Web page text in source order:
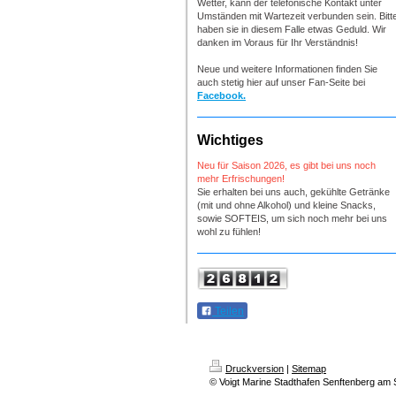
Wetter, kann der telefonische Kontakt unter
Umständen mit Wartezeit verbunden sein.
haben sie in diesem Falle etwas Geduld. Wir
danken im Voraus für Ihr Verständnis!
Neue und weitere Informationen finden Sie
auch stetig hier auf unser Fan-Seite bei
Facebook.
Wichtiges
Neu für Saison 2026, es gibt bei uns noch
mehr Erfrischungen!
Sie erhalten bei uns auch, gekühlte Getränke
(mit und ohne Alkohol) und kleine Snacks,
sowie SOFTEIS, um sich noch mehr bei uns
wohl zu fühlen!
Teilen
Druckversion | Sitemap
© Voigt Marine Stadthafen Senftenberg am